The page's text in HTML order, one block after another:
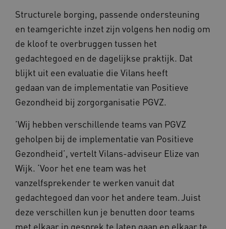
Structurele borging, passende ondersteuning
en teamgerichte inzet zijn volgens hen nodig om
de kloof te overbruggen tussen het
gedachtegoed en de dagelijkse praktijk. Dat
blijkt uit een evaluatie die Vilans heeft
gedaan van de implementatie van Positieve
Gezondheid bij zorgorganisatie PGVZ.
’Wij hebben verschillende teams van PGVZ
geholpen bij de implementatie van Positieve
Gezondheid’, vertelt Vilans-adviseur Elize van
Wijk. ‘Voor het ene team was het
vanzelfsprekender te werken vanuit dat
gedachtegoed dan voor het andere team. Juist
deze verschillen kun je benutten door teams
met elkaar in gesprek te laten gaan en elkaar te